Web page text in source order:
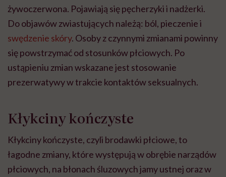
żywoczerwona. Pojawiają się pęcherzyki i nadżerki.
Do objawów zwiastujących należą: ból, pieczenie i
swędzenie skóry. Osoby z czynnymi zmianami powinny
się powstrzymać od stosunków płciowych. Po
ustąpieniu zmian wskazane jest stosowanie
prezerwatywy w trakcie kontaktów seksualnych.
Kłykciny kończyste
Kłykciny kończyste, czyli brodawki płciowe, to
łagodne zmiany, które występują w obrębie narządów
płciowych, na błonach śluzowych jamy ustnej oraz w